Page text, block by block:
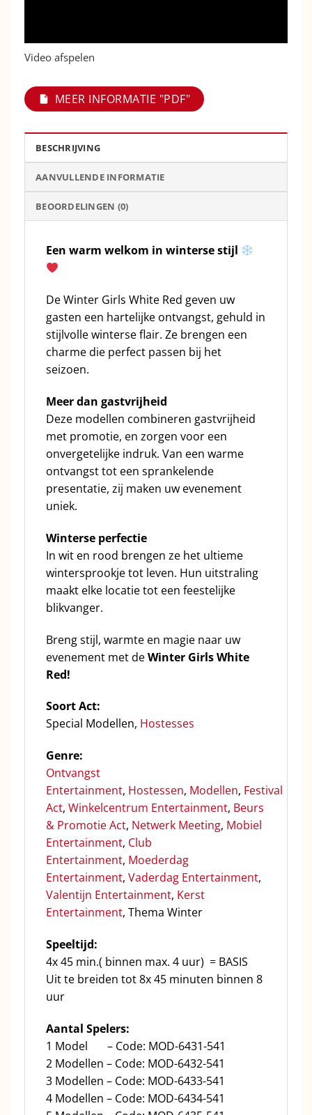
Video afspelen
MEER INFORMATIE "PDF"
BESCHRIJVING
AANVULLENDE INFORMATIE
BEOORDELINGEN (0)
Een warm welkom in winterse stijl
De Winter Girls White Red geven uw
gasten een hartelijke ontvangst, gehuld in
stijlvolle winterse flair. Ze brengen een
charme die perfect passen bij het
seizoen.
Meer dan gastvrijheid
Deze modellen combineren gastvrijheid
met promotie, en zorgen voor een
onvergetelijke indruk. Van een warme
ontvangst tot een sprankelende
presentatie, zij maken uw evenement
uniek.
Winterse perfectie
In wit en rood brengen ze het ultieme
wintersprookje tot leven. Hun uitstraling
maakt elke locatie tot een feestelijke
blikvanger.
Breng stijl, warmte en magie naar uw
evenement met deWinter Girls White
Red!
Soort Act:
Special Modellen, Hostesses
Genre:
Ontvangst
Entertainment, Hostessen, Modellen, Festival
Act, Winkelcentrum Entertainment, Beurs
& Promotie Act, Netwerk Meeting, Mobiel
Entertainment, Club
Entertainment, Moederdag
Entertainment, Vaderdag Entertainment,
Valentijn Entertainment, Kerst
Entertainment, Thema Winter
Speeltijd:
4x 45 min.( binnen max. 4 uur) = BASIS
Uit te breiden tot 8x 45 minuten binnen 8
uur
Aantal Spelers:
1 Model – Code: MOD-6431-541
2 Modellen – Code: MOD-6432-541
3 Modellen – Code: MOD-6433-541
4 Modellen – Code: MOD-6434-541